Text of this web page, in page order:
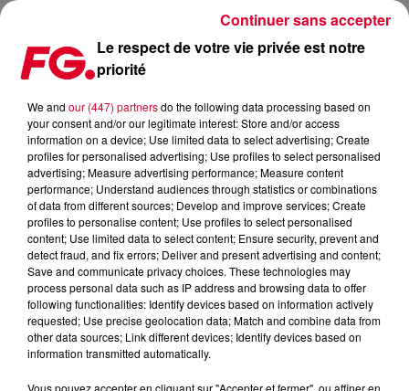
MEILLEURS PLANS CLUBBING DU WEEK-END : 27 & 28
Publié : 27 septembre 2019 à 8h00 par Jean-Baptiste
Blandin
Le respect de votre vie privée est notre
priorité
We and our (447) partnersdo the following data processing based on
your consent and/or our legitimate interest: Store and/or access
information on a device; Use limited data to select advertising; Create
profiles for personalised advertising; Use profiles to select personalised
advertising; Measure advertising performance; Measure content
performance; Understand audiences through statistics or combinations
of data from different sources; Develop and improve services; Create
profiles to personalise content; Use profiles to select personalised
content; Use limited data to select content; Ensure security, prevent and
detect fraud, and fix errors; Deliver and present advertising and content;
Save and communicate privacy choices. These technologies may
process personal data such as IP address and browsing data to offer
following functionalities: Identify devices based on information actively
requested; Use precise geolocation data; Match and combine data from
other data sources; Link different devices; Identify devices based on
information transmitted automatically.
Vous pouvez accepter en cliquant sur "Accepter et fermer", ou affiner en
Continuer sans accepter